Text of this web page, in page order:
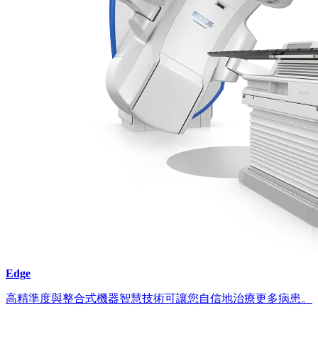
Edge
高精準度與整合式機器智慧技術可讓您自信地治療更多病患。